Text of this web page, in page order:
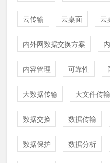
云传输 云桌面 云
内外网数据交换方案
内容管理 可靠性
大数据传输 大文件传输
数据交换 数据传输
数据保护 数据分析